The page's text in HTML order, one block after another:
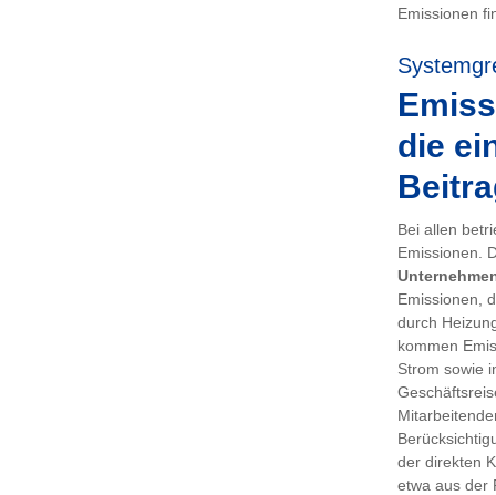
Emissionen
die
Bei allen
Emissionen.
Emissionen,
durch
kommen
Strom sowie
der direkten
etwa aus der